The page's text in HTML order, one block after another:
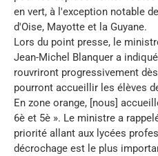
en vert, à l'exception notable
d'Oise, Mayotte et la Guyane.
Lors du point presse, le
Jean-Michel Blanquer a
rouvriront progressivement
pourront accueillir les élèves
En zone orange, [nous]
6è et 5è ». Le ministre a
priorité allant aux lycées
décrochage est le plus